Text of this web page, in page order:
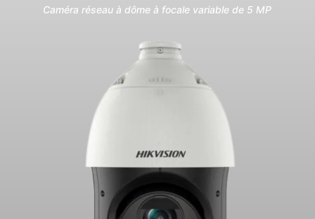
Caméra réseau à dôme à focale variable de 5 MP